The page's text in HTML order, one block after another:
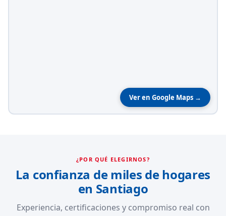
Ver en Google Maps →
¿POR QUÉ ELEGIRNOS?
La confianza de miles de hogares
en Santiago
Experiencia, certificaciones y compromiso real con